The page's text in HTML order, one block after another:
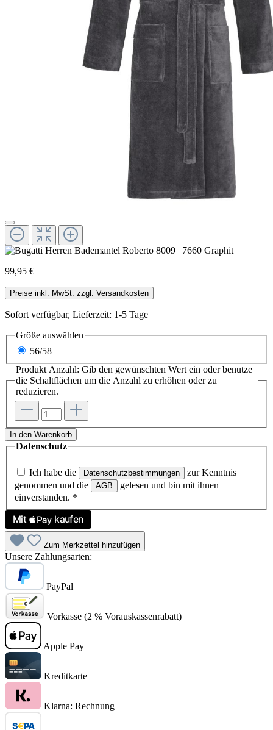
99,95 €
Preise inkl. MwSt. zzgl. Versandkosten
Sofort verfügbar, Lieferzeit: 1-5 Tage
Größe auswählen
56/58
Produkt Anzahl: Gib den gewünschten Wert ein oder benutze
die Schaltflächen um die Anzahl zu erhöhen oder zu
reduzieren.
In den Warenkorb
Datenschutz
Ich habe die Datenschutzbestimmungen
zur Kenntnis
genommen und die
AGB
gelesen und bin mit ihnen
einverstanden. *
Zum Merkzettel hinzufügen
Unsere Zahlungsarten:
PayPal
Vorkasse (2 % Vorauskassenrabatt)
Apple Pay
Kreditkarte
Klarna: Rechnung